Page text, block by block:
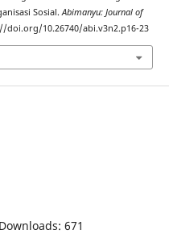
Sosial.Abimanyu: Journal of
doi.org/10.26740/abi.v3n2.p16-23
671